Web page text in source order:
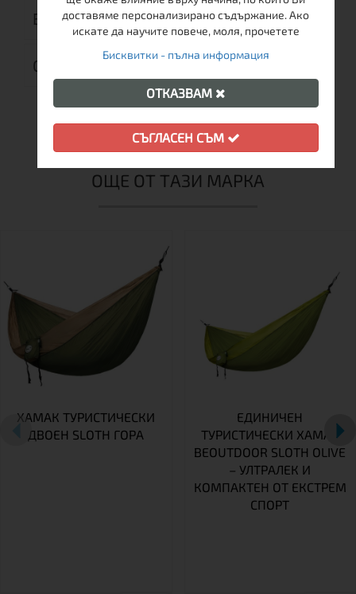
ВРЪЩАНЕ
ОТЗИВИ (0)
ОЩЕ ОТ ТАЗИ МАРКА
ХАМАК ТУРИСТИЧЕСКИ
ДВОЕН SLOTH ГОРА
ЕДИНИЧЕН
ТУРИСТИЧЕСКИ ХАМАК
BEOUTDOOR SLOTH OLIVE
– УЛТРАЛЕК И
КОМПАКТЕН ОТ ЕКСТРЕМ
СПОРТ
доставяме персонализирано съдържание. Ако
искате да научите повече, моля, прочетете
Бисквитки - пълна информация
ОТКАЗВАМ
СЪГЛАСЕН СЪМ